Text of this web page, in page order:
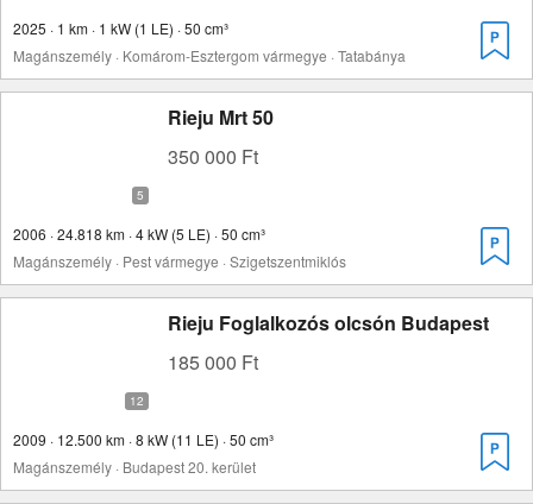
2025 · 1 km · 1 kW (1 LE) · 50 cm³
Magánszemély · Komárom-Esztergom vármegye · Tatabánya
Rieju Mrt 50
350 000 Ft
2006 · 24.818 km · 4 kW (5 LE) · 50 cm³
Magánszemély · Pest vármegye · Szigetszentmiklós
Rieju Foglalkozós olcsón Budapest
185 000 Ft
2009 · 12.500 km · 8 kW (11 LE) · 50 cm³
Magánszemély · Budapest 20. kerület